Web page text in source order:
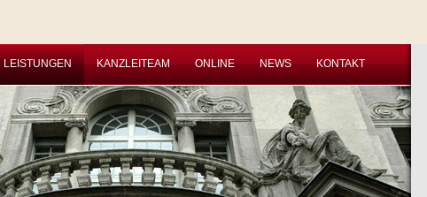
LEISTUNGEN KANZLEITEAM ONLINE NEWS KONTAKT